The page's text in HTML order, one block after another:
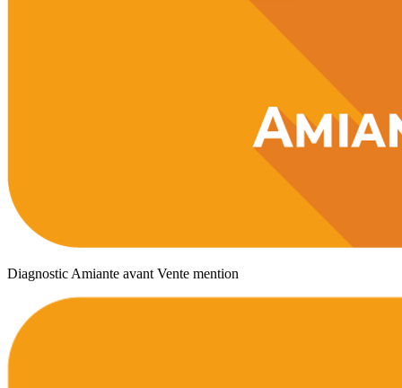
Diagnostic Amiante avant Vente mention